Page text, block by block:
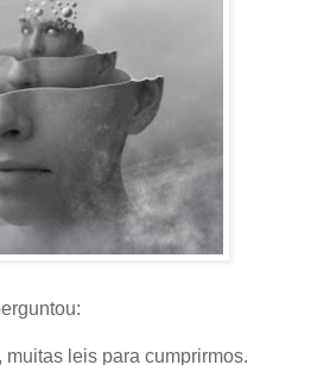
muitas leis para cumprirmos.